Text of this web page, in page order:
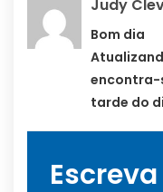
Judy
Bom dia
encontra-
tarde do